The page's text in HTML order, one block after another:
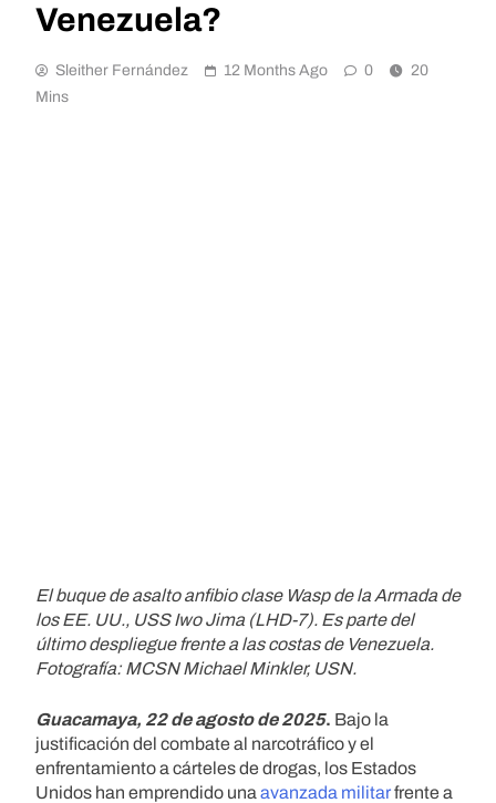
Venezuela?
Sleither Fernández 12 Months Ago 0
20
Mins
El buque de asalto anfibio clase Wasp de la Armada de
los EE. UU., USS Iwo Jima (LHD-7). Es parte del
último despliegue frente a las costas de Venezuela.
Fotografía: MCSN Michael Minkler, USN.
Guacamaya, 22 de agosto de 2025. Bajo la
justificación del combate al narcotráfico y el
enfrentamiento a cárteles de drogas, los Estados
Unidos han emprendido una avanzada militarfrente a